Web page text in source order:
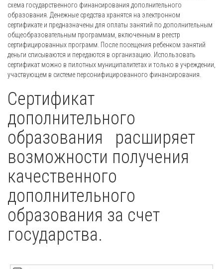
схема государственного финансирования дополнительного
образования. Денежные средства хранятся на электронном
сертификате и предназначены для оплаты занятий по дополнительным
общеобразовательным программам, включенным в реестр
сертифицированных программ. После посещения ребенком занятий
деньги списываются и передаются в организацию. Использовать
сертификат можно в пилотных муниципалитетах и только в учреждении,
участвующем в системе персонифицированного финансирования.
Сертификат
дополнительного
образования расширяет
возможности получения
качественного
дополнительного
образования за счет
государства.